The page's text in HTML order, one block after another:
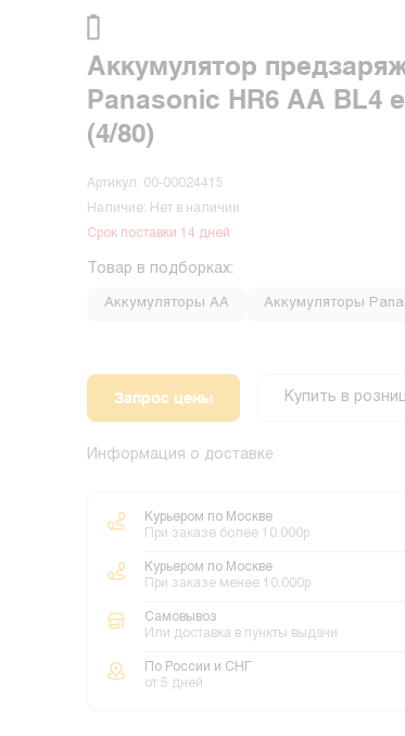
Аккумулятор
Panasonic HR6 AA BL4
(4/80)
Артикул: 00-00024415
Наличие: Нет в наличии
Срок поставки 14 дней
Товар в подборках:
Аккумуляторы АА Аккумуляторы
Запрос цены Купить в
Информация о доставке
Курьером по Москве
При заказе более 10.000р
Курьером по Москве
При заказе менее 10.000р
Самовывоз
Или доставка в пункты выдачи
По России и СНГ
от 5 дней